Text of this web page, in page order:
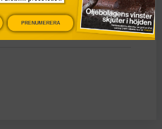
PRENUMERERA